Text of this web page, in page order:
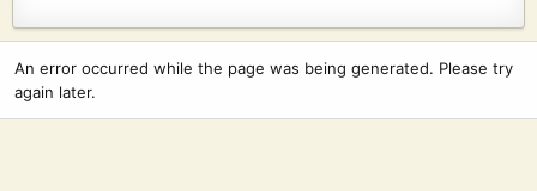
An error occurred while the page was being generated. Please try
again later.